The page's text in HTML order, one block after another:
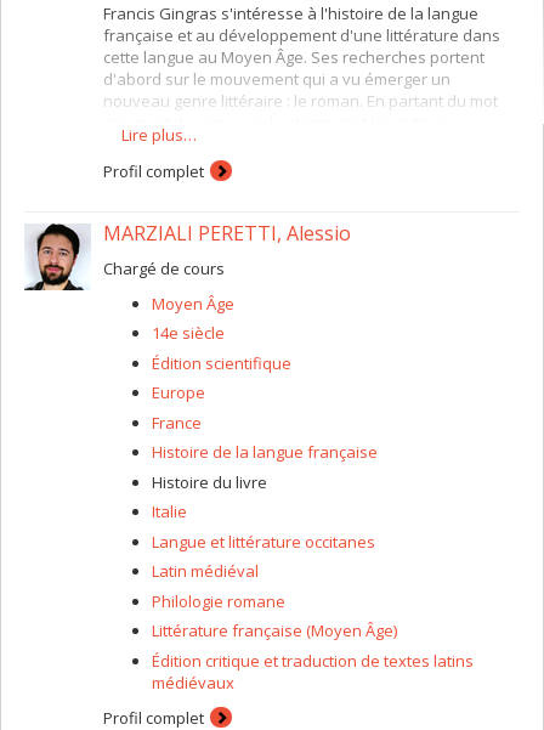
Francis Gingras s'intéresse à l'histoire de la langue
française et au développement d'une littérature dans
cette langue au Moyen Âge. Ses recherches portent
d'abord sur le mouvement qui a vu émerger un
nouveau genre littéraire : le roman. En partant du mot
médiévaux jusqu’à la matérialisation de la chose dans
l’histoire du livre médiéval, la réflexion sur cette
nouvelle forme narrative permet d’interroger aussi bien
particulier de la « littérature » médiévale que la question
romanesque.
Lire plus…
Profil complet
MARZIALI PERETTI, Alessio
Chargé de cours
Moyen Âge
14e siècle
Édition scientifique
Europe
France
Histoire de la langue française
Histoire du livre
Italie
Langue et littérature occitanes
Latin médiéval
Philologie romane
Littérature française (Moyen Âge)
Édition critique et traduction de textes latins
médiévaux
Profil complet